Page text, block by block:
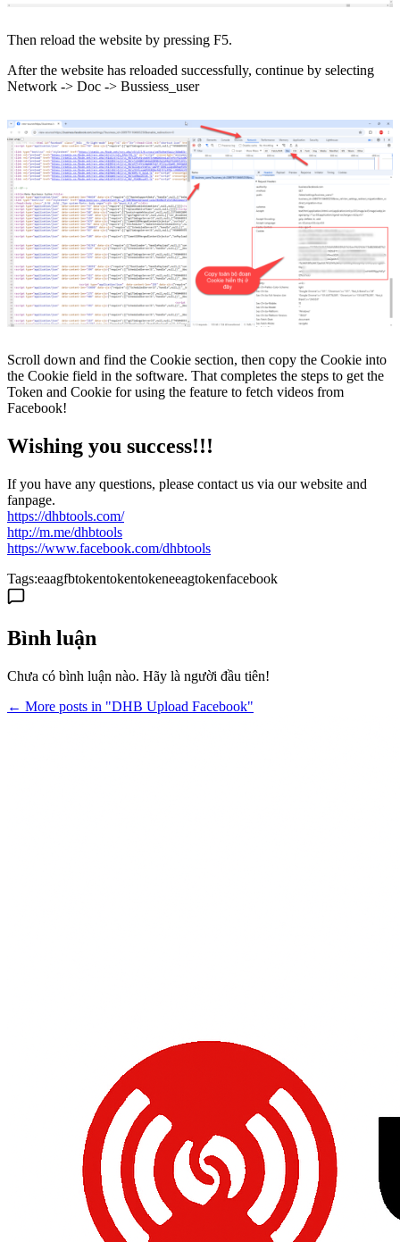
Then reload the website by pressing F5.
After the website has reloaded successfully, continue by selecting
Network -> Doc -> Bussiess_user
Scroll down and find the Cookie section, then copy the Cookie into
the Cookie field in the software. That completes the steps to get the
Token and Cookie for using the feature to fetch videos from
Facebook!
Wishing you success!!!
If you have any questions, please contact us via our website and
fanpage.
https://dhbtools.com/
http://m.me/dhbtools
https://www.facebook.com/dhbtools
Tags:eaagfbtokentokentokeneeagtokenfacebook
Bình luận
Chưa có bình luận nào. Hãy là người đầu tiên!
← More posts in "DHB Upload Facebook"